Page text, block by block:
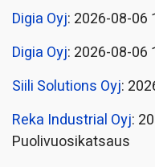
Digia Oyj: 2026-08-06
Digia Oyj: 2026-08-06
Siili Solutions Oyj:
Reka Industrial Oyj:
Puolivuosikatsaus